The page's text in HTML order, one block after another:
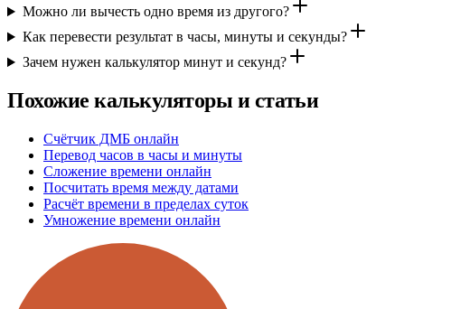
Можно ли вычесть одно время из другого?
Как перевести результат в часы, минуты и секунды?
Зачем нужен калькулятор минут и секунд?
Похожие калькуляторы и статьи
Счётчик ДМБ онлайн
Перевод часов в часы и минуты
Сложение времени онлайн
Посчитать время между датами
Расчёт времени в пределах суток
Умножение времени онлайн